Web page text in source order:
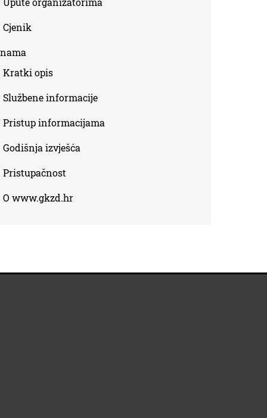
Cjenik
Kratki opis
Službene informacije
Pristup informacijama
Godišnja izvješća
Pristupačnost
O www.gkzd.hr